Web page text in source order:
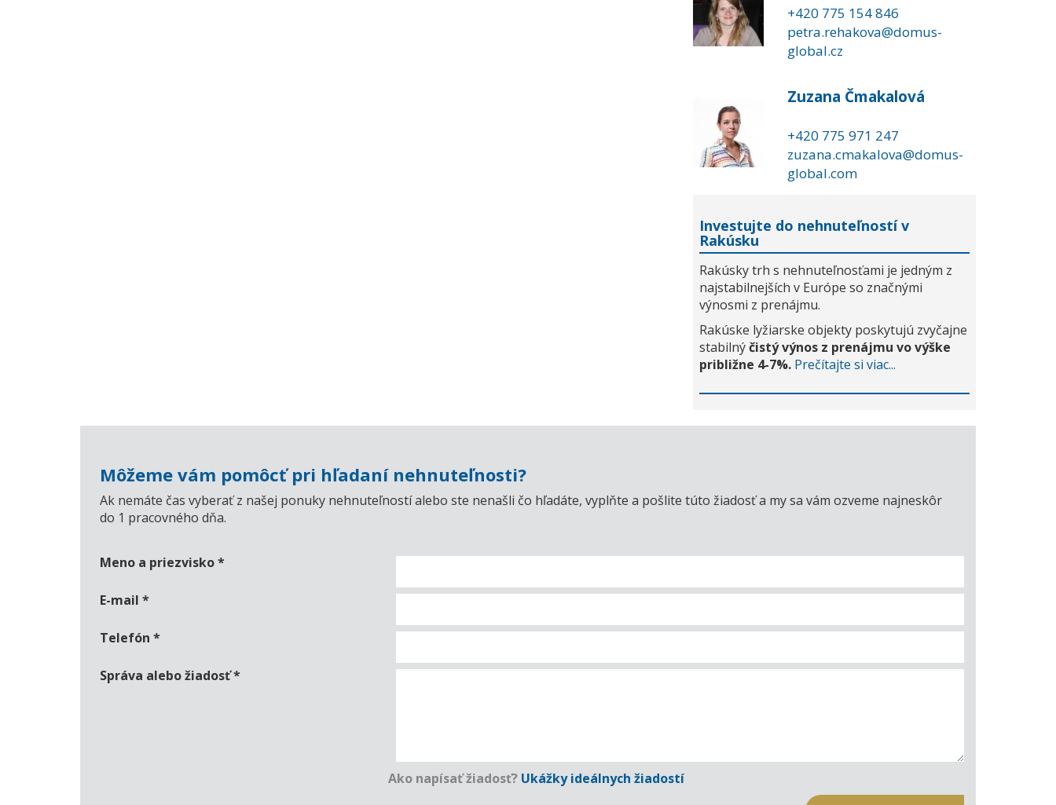
+420 775 154 846
petra.rehakova@domus-
global.cz
Zuzana Čmakalová
+420 775 971 247
zuzana.cmakalova@domus-
global.com
Investujte do nehnuteľností v
Rakúsku
Rakúsky trh s nehnuteľnosťami je jedným z
najstabilnejších v Európe so značnými
výnosmi z prenájmu.
Rakúske lyžiarske objekty poskytujú zvyčajne
stabilnýčistý výnos z prenájmu vo výške
približne 4-7%. Prečítajte si viac...
Môžeme vám pomôcť pri hľadaní nehnuteľnosti?
Ak nemáte čas vyberať z našej ponuky nehnuteľností alebo ste nenašli čo hľadáte, vyplňte a pošlite túto žiadosť a my sa vám ozveme najneskôr
do 1 pracovného dňa.
Meno a priezvisko*
E-mail *
Telefón *
Správa alebo žiadosť*
Ako napísať žiadosť? Ukážky ideálnych žiadostí